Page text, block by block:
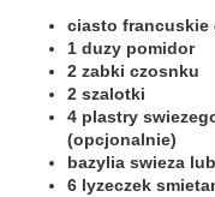
ciasto francuskie
1 duzy pomidor
2 zabki czosnku
2 szalotki
4 plastry
(opcjonalnie)
bazylia swieza
6 lyzeczek